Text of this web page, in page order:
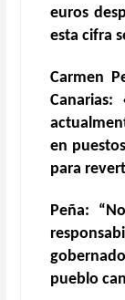
euros
esta cifra
Carmen
en
para
Peña:
pueblo